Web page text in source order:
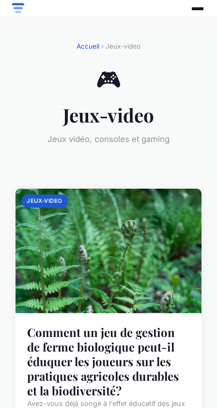
Accueil › Jeux-video
🎮
Jeux-video
Jeux vidéo, consoles et gaming
JEUX-VIDEO
Comment un jeu de gestion
de ferme biologique peut-il
éduquer les joueurs sur les
pratiques agricoles durables
et la biodiversité?
Avez-vous déjà songé à l'effet éducatif des jeux